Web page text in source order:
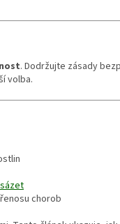
. Dodržujte zásady
volba.
chorob